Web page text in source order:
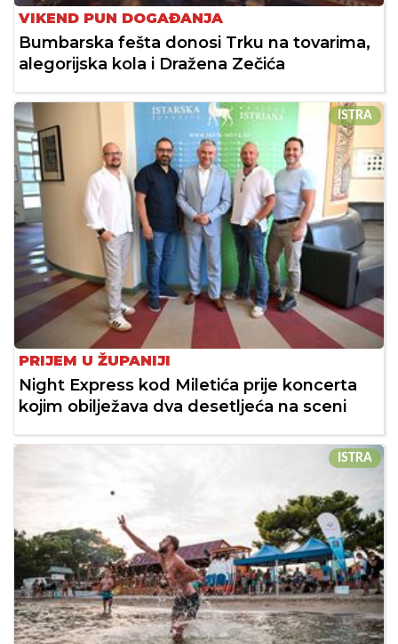
VIKEND PUN DOGAĐANJA
Bumbarska fešta donosi Trku na tovarima,
alegorijska kola i Dražena Zečića
ISTRA
PRIJEM U ŽUPANIJI
Night Express kod Miletića prije koncerta
kojim obilježava dva desetljeća na sceni
ISTRA